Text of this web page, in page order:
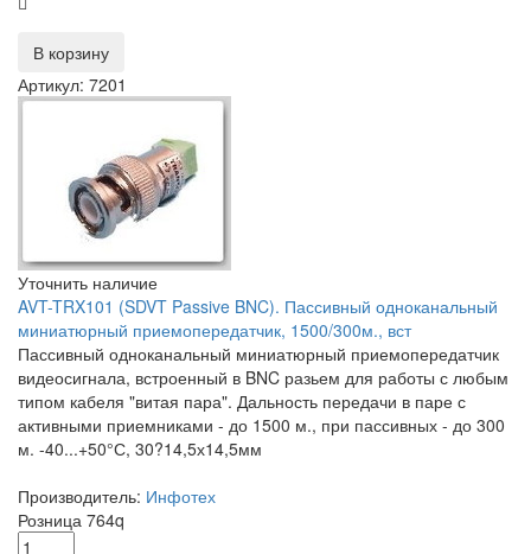
В корзину
Артикул: 7201
Уточнить наличие
AVT-TRX101 (SDVT Passive BNC). Пассивный одноканальный
миниатюрный приемопередатчик, 1500/300м., вст
Пассивный одноканальный миниатюрный приемопередатчик
видеосигнала, встроенный в BNC разьем для работы с любым
типом кабеля "витая пара". Дальность передачи в паре с
активными приемниками - до 1500 м., при пассивных - до 300
м. -40...+50°С, 30?14,5х14,5мм
Производитель: Инфотех
Розница 764q